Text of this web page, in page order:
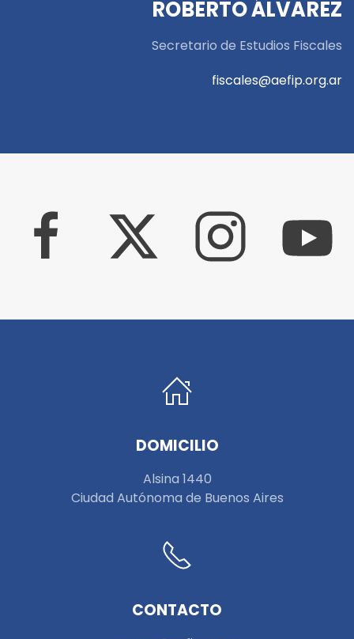
ROBERTO ÁLVAREZ
Secretario de Estudios Fiscales
fiscales@aefip.org.ar
DOMICILIO
Alsina 1440
Ciudad Autónoma de Buenos Aires
CONTACTO